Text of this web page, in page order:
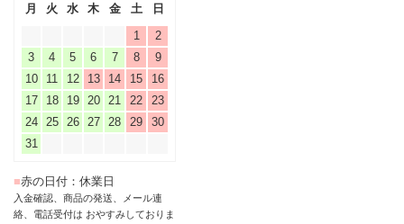
月 火 水 木 金 土
日
1
2
3
4 5 6 7 8
9
10
11 12 13 14 15
16
17
18 19 20 21 22
23
24
25 26 27 28 29
30
31
■赤の日付：休業日
入金確認、商品の発送、メール連
絡、電話受付は おやすみしておりま